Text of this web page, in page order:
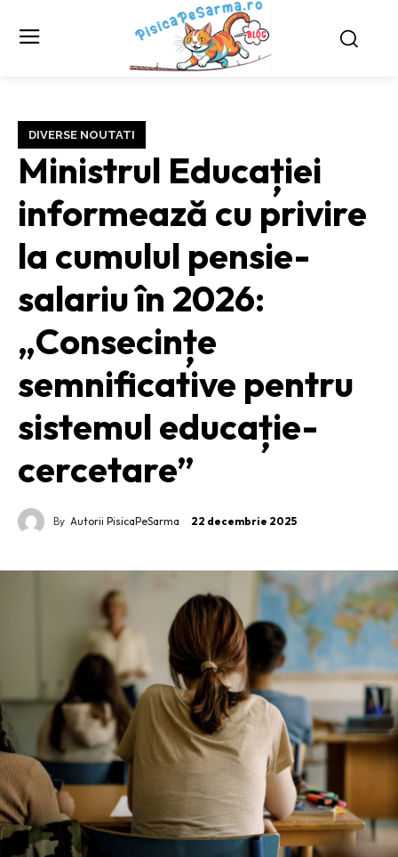
DIVERSE NOUTATI
Ministrul Educației
informează cu privire
la cumulul pensie-
salariu în 2026:
„Consecințe
semnificative pentru
sistemul educație-
cercetare”
By Autorii PisicaPeSarma 22 decembrie 2025